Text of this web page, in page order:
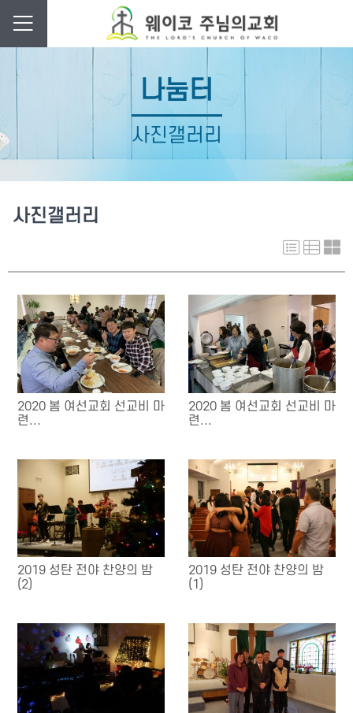
나눔터
사진갤러리
사진갤러리
2020 봄 여선교회 선교비 마
련...
2020 봄 여선교회 선교비 마
련...
2019 성탄 전야 찬양의 밤
(2)
2019 성탄 전야 찬양의 밤
(1)